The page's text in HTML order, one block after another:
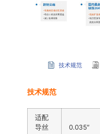
技术规范
技术规范
适配
导丝
0.035″